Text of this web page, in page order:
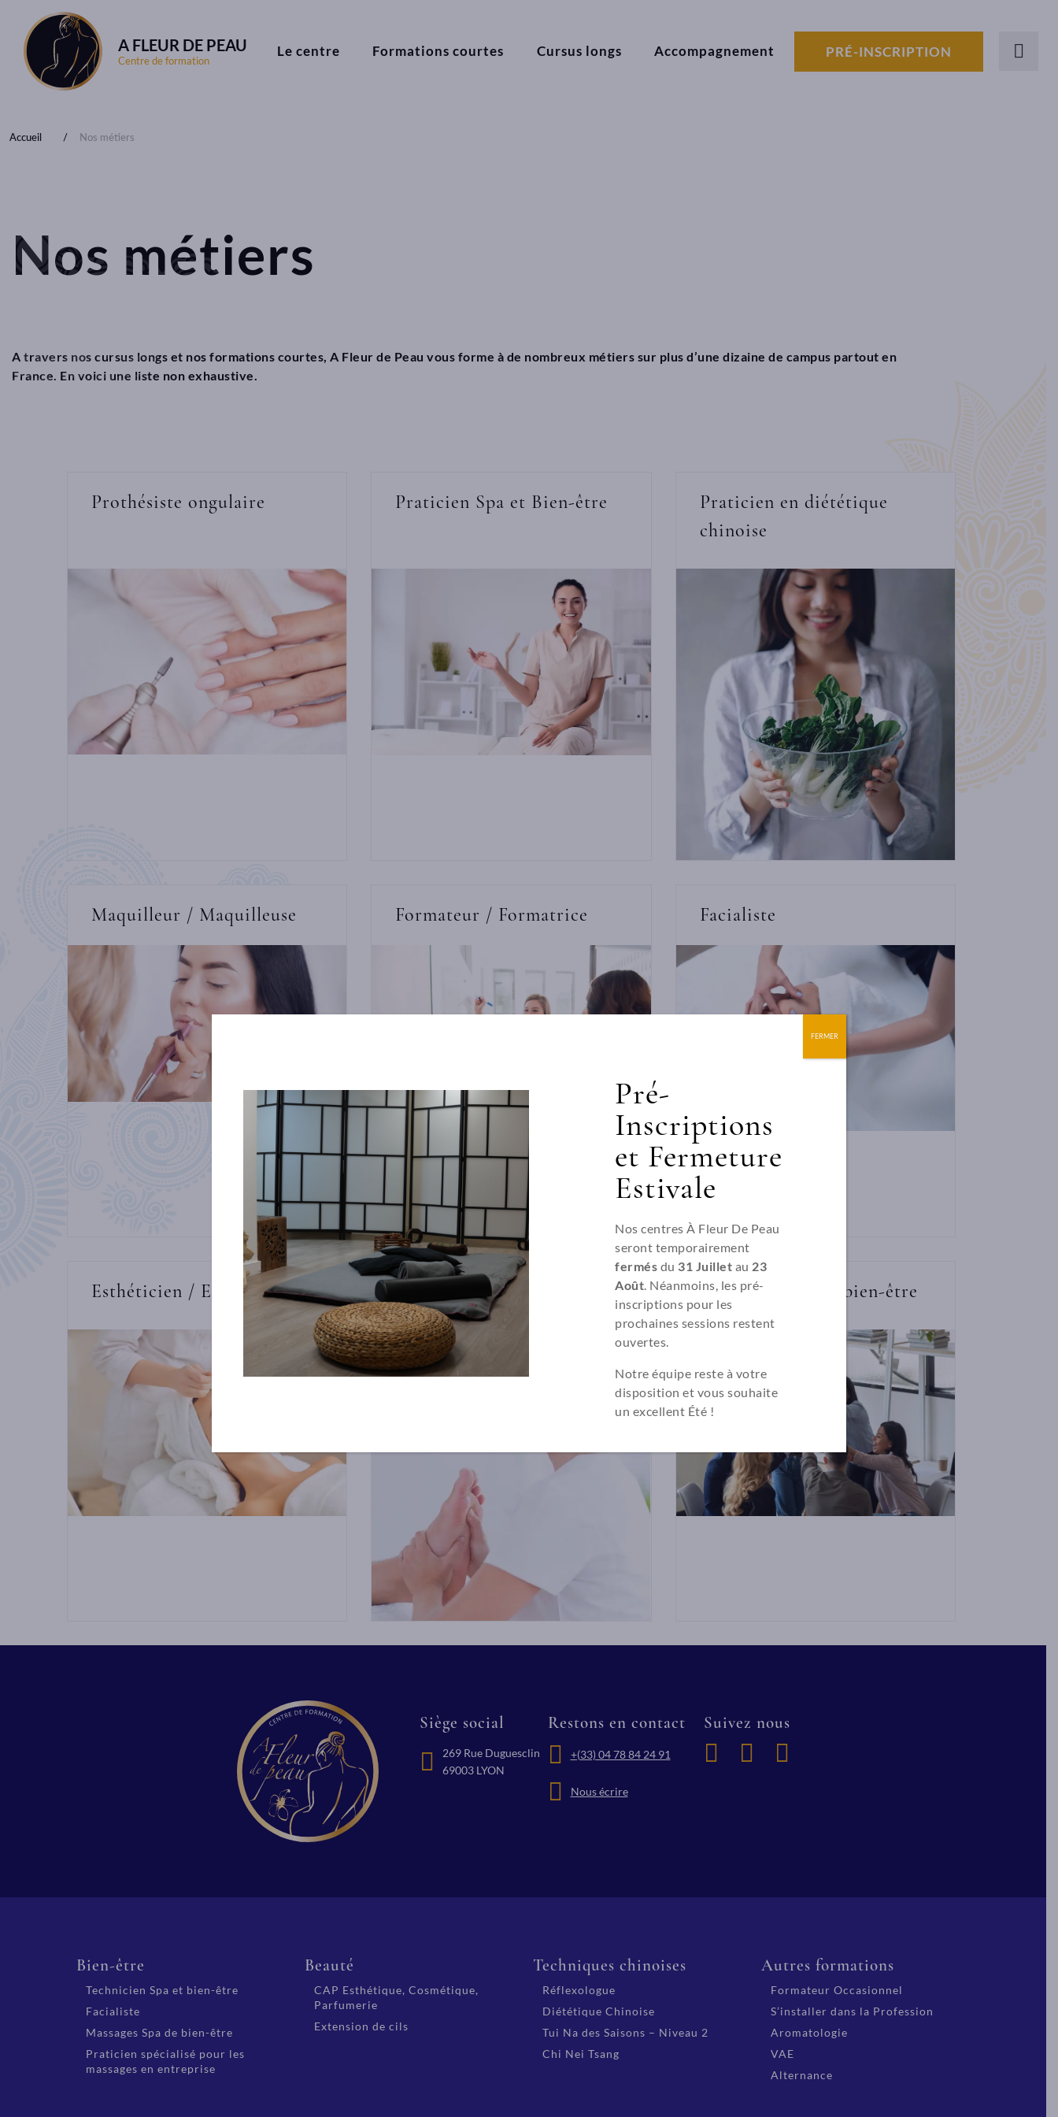
A FLEUR DE PEAU
Centre de formation
Le centre Formations courtes Cursus longs Accompagnement PRÉ-INSCRIPTION
Accueil Nos métiers
Nos métiers
A travers nos cursus longs et nos formations courtes, A Fleur de Peau vous forme à de nombreux métiers sur plus d’une dizaine de campus partout en
France. En voici une liste non exhaustive.
Prothésiste ongulaire Praticien Spa et Bien-être
Praticien en diététique
chinoise
Maquilleur / Maquilleuse Formateur / Formatrice Facialiste
Esthéticien / Esthéticienne Réflexologue Accompagnateur bien-être
Siège social
269 Rue Duguesclin
69003 LYON
Restons en contact
+(33) 04 78 84 24 91
Nous écrire
Suivez nous
Bien-être
Technicien Spa et bien-être
Facialiste
Massages Spa de bien-être
Praticien spécialisé pour les
massages en entreprise
Beauté
CAP Esthétique, Cosmétique,
Parfumerie
Extension de cils
Techniques chinoises
Réflexologue
Diététique Chinoise
Tui Na des Saisons – Niveau 2
Chi Nei Tsang
Autres formations
Formateur Occasionnel
S’installer dans la Profession
Aromatologie
VAE
Alternance
Pré-
Inscriptions
et Fermeture
Estivale
Nos centres À Fleur De Peau
seront temporairement
fermés du 31 Juillet au 23
Août. Néanmoins, les pré-
inscriptions pour les
prochaines sessions restent
ouvertes.
Notre équipe reste à votre
disposition et vous souhaite
un excellent Été !
FERMER